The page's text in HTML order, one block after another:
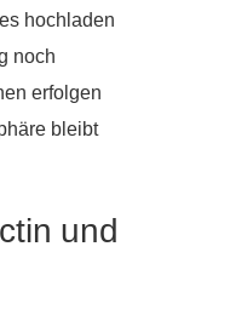
hochladen
noch
erfolgen
bleibt
und